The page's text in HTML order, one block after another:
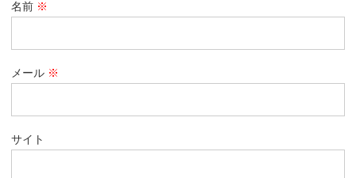
名前 ※
メール ※
サイト